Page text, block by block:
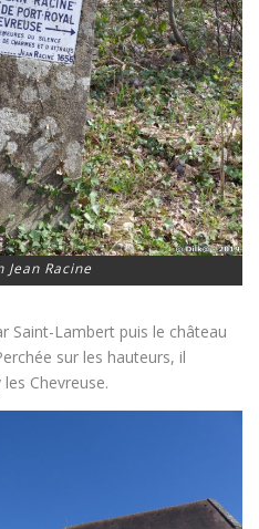
Jean Racine
Saint-Lambert puis le château
sur les hauteurs, il
Chevreuse.